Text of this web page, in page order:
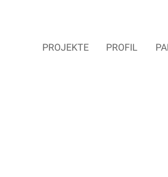
PROJEKTE
PROFIL